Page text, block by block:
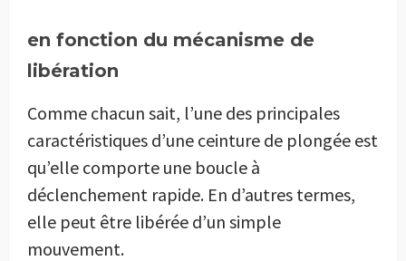
en fonction du mécanisme de
libération
Comme chacun sait, l’une des principales
caractéristiques d’une ceinture de plongée est
qu’elle comporte une boucle à
déclenchement rapide. En d’autres termes,
elle peut être libérée d’un simple
mouvement.